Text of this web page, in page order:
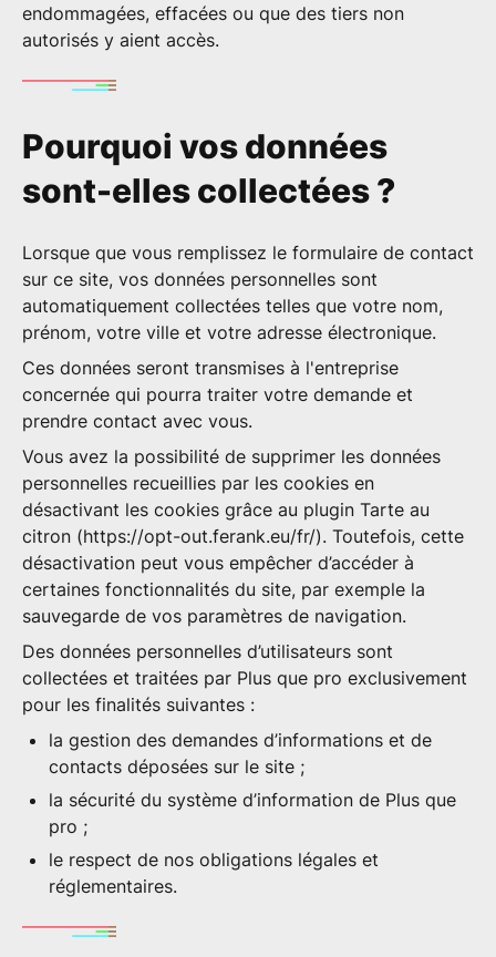
endommagées, effacées ou que des tiers non
autorisés y aient accès.
Pourquoi vos données
sont-elles collectées ?
Lorsque que vous remplissez le formulaire de contact
sur ce site, vos données personnelles sont
automatiquement collectées telles que votre nom,
prénom, votre ville et votre adresse électronique.
Ces données seront transmises à l'entreprise
concernée qui pourra traiter votre demande et
prendre contact avec vous.
Vous avez la possibilité de supprimer les données
personnelles recueillies par les cookies en
désactivant les cookies grâce au plugin Tarte au
citron (https://opt-out.ferank.eu/fr/). Toutefois, cette
désactivation peut vous empêcher d’accéder à
certaines fonctionnalités du site, par exemple la
sauvegarde de vos paramètres de navigation.
Des données personnelles d’utilisateurs sont
collectées et traitées par Plus que pro exclusivement
pour les finalités suivantes :
la gestion des demandes d’informations et de
contacts déposées sur le site ;
la sécurité du système d’information de Plus que
pro ;
le respect de nos obligations légales et
réglementaires.